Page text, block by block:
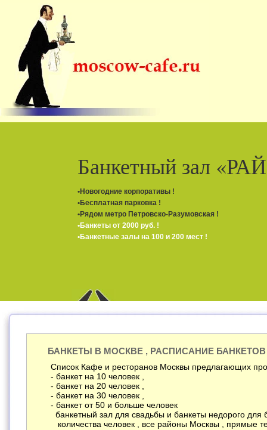
Ресторан
"Рязанский
•Банкеты от 50-ти человек
•Организация свадебных банкетов
•Молодоженам - подарок !
БАНКЕТЫ В МОСКВЕ , РАСПИСАНИЕ БАНКЕТОВ
Список Кафе и ресторанов Москвы предлагающих
- банкет на 10 человек ,
- банкет на 20 человек ,
- банкет на 30 человек ,
- банкет от 50 и больше человек
банкетный зал для свадьбы и банкеты недорого для
количества человек , все районы Москвы , прямые